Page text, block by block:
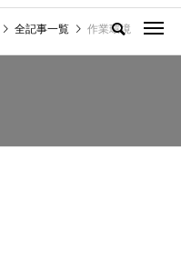
全記事一覧 作業環境